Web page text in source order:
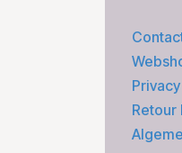
Retour